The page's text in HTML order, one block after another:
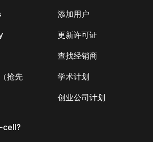
抢先
cell?
添加用户
更新许可证
查找经销商
学术计划
创业公司计划